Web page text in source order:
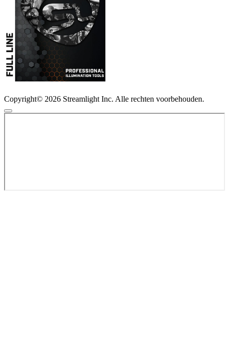
Copyright© 2026 Streamlight Inc. Alle rechten voorbehouden.